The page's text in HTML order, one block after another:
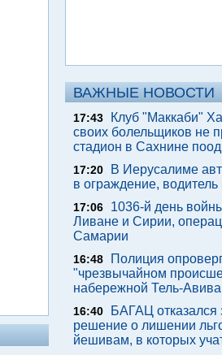
ВАЖНЫЕ НОВОСТИ
17:43
Клуб "Маккаби"
своих болельщиков не
стадион в Сахнине
17:20
В Иерусалиме
в ограждение, водитель
17:06
1036-й день
Ливане и Сирии,
Самарии
16:48
Полиция
"чрезвычайном
набережной Тель-Авива
16:40
БАГАЦ отказался
решение о лишении
йешивам, в которых